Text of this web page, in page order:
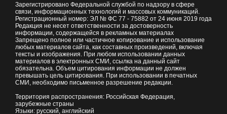
Зарегистрировано Федеральной службой по надзору в сфере
связи, информационных технологий и массовых коммуникаций.
Регистрационный номер: ЭЛ № ФС 77 - 75882 от 24 июня 2019 года
Редакция не несет ответственности за достоверность
информации, содержащейся в рекламных материалах
Запрещено полное или частичное копирование и использование
любых материалов сайта, как составных произведений, включая
тексты и изображения. При любом использовании данных
материалов в электронных СМИ, ссылка на данный сайт
обязательна. Объем цитирования информации не должен
превышать цель цитирования. При использовании в печатных
СМИ, необходимо письменное разрешение редакции.
Территория распространения: Российская Федерация,
зарубежные страны
Языки: русский, английский